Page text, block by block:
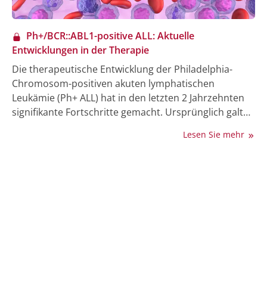
Ph+/BCR::ABL1-positive ALL: Aktuelle
Entwicklungen in der Therapie
Die therapeutische Entwicklung der Philadelphia-
Chromosom-positiven akuten lymphatischen
Leukämie (Ph+ ALL) hat in den letzten 2 Jahrzehnten
signifikante Fortschritte gemacht. Ursprünglich galt
konventionelle Chemotherapie als schwerLesen Sie mehr